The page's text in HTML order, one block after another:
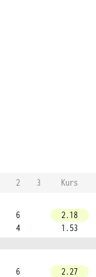
2 3
Kurs
6
4
2.18
1.53
6
2.27